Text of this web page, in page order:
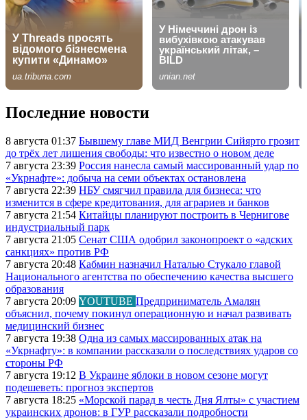
Последние новости
8 августа 01:37 Бывшему главе МИД Венгрии Сийярто грозит
до трёх лет лишения свободы: что известно о новом деле
7 августа 23:39 Россия нанесла самый массированный удар по
«Укрнафте»: добыча на семи объектах остановлена
7 августа 22:39 НБУ смягчил правила для бизнеса: что
изменится в сфере кредитования, для аграриев и банков
7 августа 21:54 Китайцы планируют построить в Чернигове
индустриальный парк
7 августа 21:05 Сенат США одобрил законопроект о «адских
санкциях» против РФ
7 августа 20:48 Кабмин назначил Наталью Стукало главой
Национального агентства по обеспечению качества высшего
образования
7 августа 20:09 YOUTUBE Предприниматель Амалян
объяснил, почему покинул операционную и начал развивать
медицинский бизнес
7 августа 19:38 Одна из самых массированных атак на
«Укрнафту»: в компании рассказали о последствиях ударов со
стороны РФ
7 августа 19:12 В Украине яблоки в новом сезоне могут
подешеветь: прогноз экспертов
7 августа 18:25 «Морской парад в честь Дня Ялты» с участием
украинских дронов: в ГУР рассказали подробности